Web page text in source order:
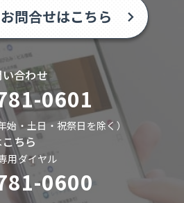
問合せはこちら
合わせ
0601
・土日・祝祭日を除く）
ちら
用ダイヤル
0600